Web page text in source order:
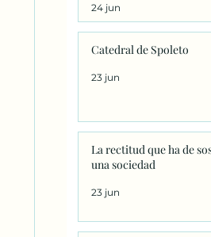
24 jun
Catedral de Spoleto
23 jun
La rectitud que ha de
una sociedad
23 jun